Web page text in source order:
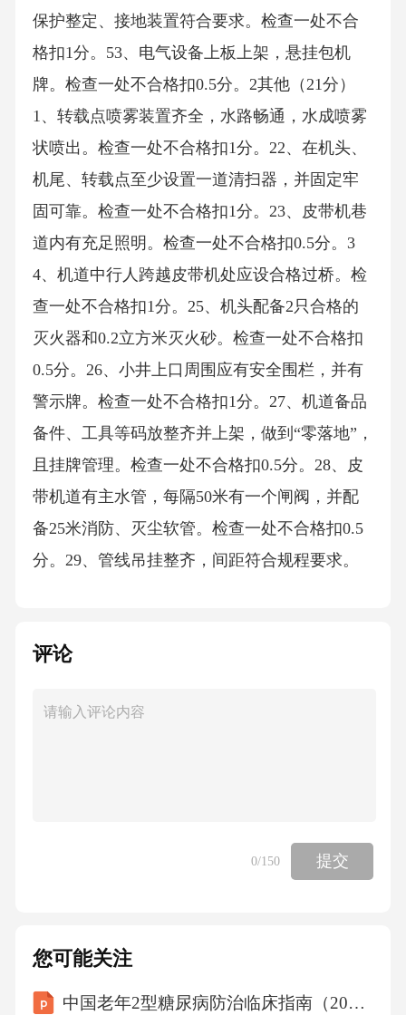
保护整定、接地装置符合要求。检查一处不合
格扣1分。53、电气设备上板上架，悬挂包机
牌。检查一处不合格扣0.5分。2其他（21分）
1、转载点喷雾装置齐全，水路畅通，水成喷雾
状喷出。检查一处不合格扣1分。22、在机头、
机尾、转载点至少设置一道清扫器，并固定牢
固可靠。检查一处不合格扣1分。23、皮带机巷
道内有充足照明。检查一处不合格扣0.5分。3
4、机道中行人跨越皮带机处应设合格过桥。检
查一处不合格扣1分。25、机头配备2只合格的
灭火器和0.2立方米灭火砂。检查一处不合格扣
0.5分。26、小井上口周围应有安全围栏，并有
警示牌。检查一处不合格扣1分。27、机道备品
备件、工具等码放整齐并上架，做到“零落地”，
且挂牌管理。检查一处不合格扣0.5分。28、皮
带机道有主水管，每隔50米有一个闸阀，并配
备25米消防、灭尘软管。检查一处不合格扣0.5
分。29、管线吊挂整齐，间距符合规程要求。
合格扣0.5分。2巷道（6分）1、巷道符合设计要
现象；无矸石、料杂物堆积，清洁整齐，地面
评论
0/150 提交
您可能关注
中国老年2型糖尿病防治临床指南（2026年版）解读课件